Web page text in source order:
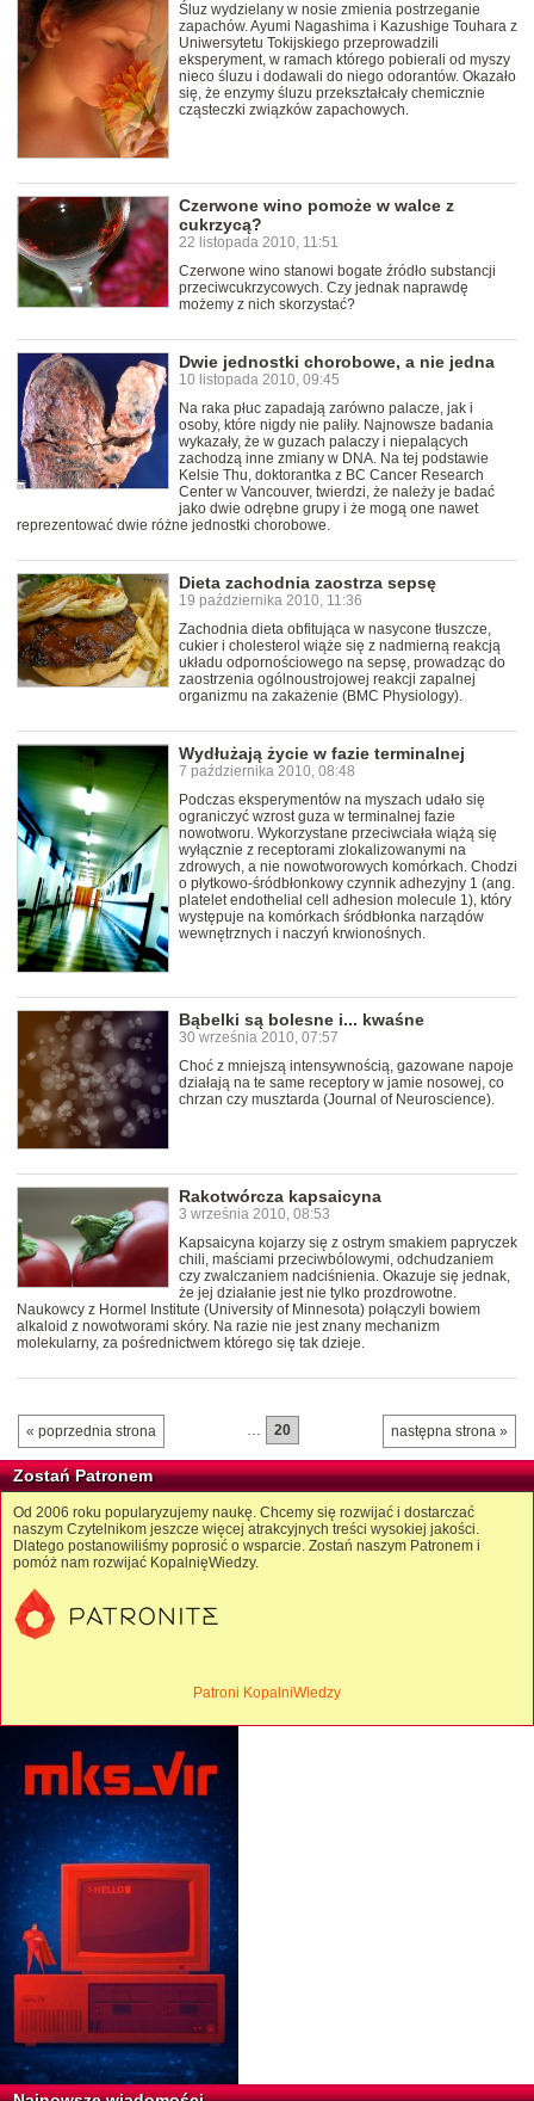
Śluz wydzielany w nosie zmienia postrzeganie
zapachów. Ayumi Nagashima i Kazushige Touhara z
Uniwersytetu Tokijskiego przeprowadzili
eksperyment, w ramach którego pobierali od myszy
nieco śluzu i dodawali do niego odorantów. Okazało
się, że enzymy śluzu przekształcały chemicznie
cząsteczki związków zapachowych.
Czerwone wino pomoże w walce z
cukrzycą?
22 listopada 2010, 11:51
Czerwone wino stanowi bogate źródło substancji
przeciwcukrzycowych. Czy jednak naprawdę
możemy z nich skorzystać?
Dwie jednostki chorobowe, a nie jedna
10 listopada 2010, 09:45
Na raka płuc zapadają zarówno palacze, jak i
osoby, które nigdy nie paliły. Najnowsze badania
wykazały, że w guzach palaczy i niepalących
zachodzą inne zmiany w DNA. Na tej podstawie
Kelsie Thu, doktorantka z BC Cancer Research
Center w Vancouver, twierdzi, że należy je badać
jako dwie odrębne grupy i że mogą one nawet
reprezentować dwie różne jednostki chorobowe.
Dieta zachodnia zaostrza sepsę
19 października 2010, 11:36
Zachodnia dieta obfitująca w nasycone tłuszcze,
cukier i cholesterol wiąże się z nadmierną reakcją
układu odpornościowego na sepsę, prowadząc do
zaostrzenia ogólnoustrojowej reakcji zapalnej
organizmu na zakażenie (BMC Physiology).
Wydłużają życie w fazie terminalnej
7 października 2010, 08:48
Podczas eksperymentów na myszach udało się
ograniczyć wzrost guza w terminalnej fazie
nowotworu. Wykorzystane przeciwciała wiążą się
wyłącznie z receptorami zlokalizowanymi na
zdrowych, a nie nowotworowych komórkach. Chodzi
o płytkowo-śródbłonkowy czynnik adhezyjny 1 (ang.
platelet endothelial cell adhesion molecule 1), który
występuje na komórkach śródbłonka narządów
wewnętrznych i naczyń krwionośnych.
Bąbelki są bolesne i... kwaśne
30 września 2010, 07:57
Choć z mniejszą intensywnością, gazowane napoje
działają na te same receptory w jamie nosowej, co
chrzan czy musztarda (Journal of Neuroscience).
Rakotwórcza kapsaicyna
3 września 2010, 08:53
Kapsaicyna kojarzy się z ostrym smakiem papryczek
chili, maściami przeciwbólowymi, odchudzaniem
czy zwalczaniem nadciśnienia. Okazuje się jednak,
że jej działanie jest nie tylko prozdrowotne.
Naukowcy z Hormel Institute (University of Minnesota) połączyli bowiem
alkaloid z nowotworami skóry. Na razie nie jest znany mechanizm
molekularny, za pośrednictwem którego się tak dzieje.
« poprzednia strona następna strona »
20
Zostań Patronem
Od 2006 roku popularyzujemy naukę. Chcemy się rozwijać i dostarczać
naszym Czytelnikom jeszcze więcej atrakcyjnych treści wysokiej jakości.
Dlatego postanowiliśmy poprosić o wsparcie. Zostań naszym Patronem i
pomóż nam rozwijać KopalnięWiedzy.
Patroni KopalniWiedzy